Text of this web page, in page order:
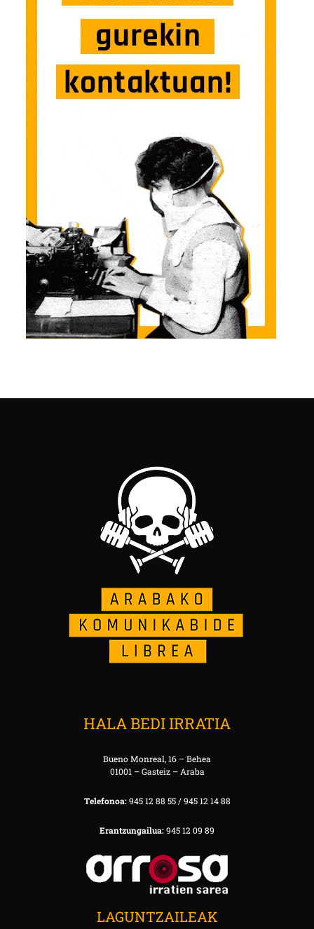
HALA BEDI IRRATIA
Bueno Monreal, 16 – Behea
01001 – Gasteiz – Araba
Telefonoa:945 12 88 55 / 945 12 14 88
Erantzungailua:945 12 09 89
LAGUNTZAILEAK